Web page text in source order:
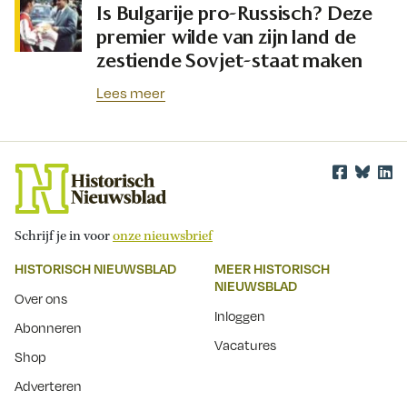
Is Bulgarije pro-Russisch? Deze
premier wilde van zijn land de
zestiende Sovjet-staat maken
Lees meer
Schrijf je in vooronze nieuwsbrief
HISTORISCH NIEUWSBLAD
Over ons
Abonneren
Shop
Adverteren
MEER HISTORISCH
NIEUWSBLAD
Inloggen
Vacatures